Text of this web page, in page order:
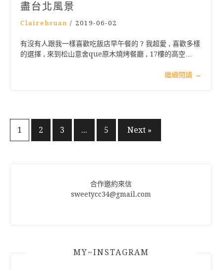
盡台北風景
Clairehsuan / 2019-06-02
有沒有人跟我一樣喜歡吃飯店早午餐的 ? 我超愛 , 喜歡多樣
的選擇 , 來到松山意舍que原木燒烤餐廳 , 17樓的高空…
繼續閱讀 →
文
1 2 3 ... 5 Next »
合作邀約來信
sweetycc34@gmail.com
MY~INSTAGRAM